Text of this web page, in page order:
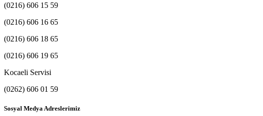
(0216) 606 15 59
(0216) 606 16 65
(0216) 606 18 65
(0216) 606 19 65
Kocaeli Servisi
(0262) 606 01 59
Sosyal Medya Adreslerimiz